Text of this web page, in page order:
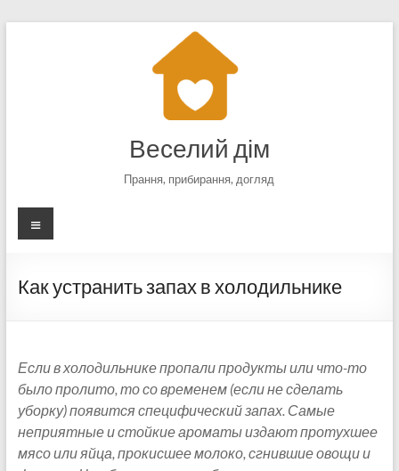
Веселий дім
Прання, прибирання, догляд
Меню
Как устранить запах в холодильнике
Если в холодильнике пропали продукты или что-то
было пролито, то со временем (если не сделать
уборку) появится специфический запах. Самые
неприятные и стойкие ароматы издают протухшее
мясо или яйца, прокисшее молоко, сгнившие овощи и